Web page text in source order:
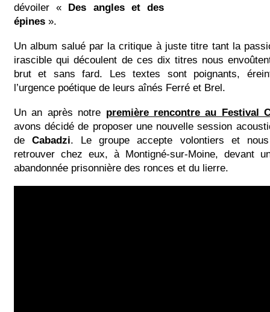
dévoiler « Des angles et des
épines ».
Un album salué par la critique à juste titre tant la
irascible qui découlent de ces dix titres nous
brut et sans fard. Les textes sont poignants,
l’urgence poétique de leurs aînés Ferré et Brel.
Un an après notre première rencontre au Festival
avons décidé de proposer une nouvelle session
deCabadzi. Le groupe accepte volontiers et
retrouver chez eux, à Montigné-sur-Moine, devant
abandonnée prisonnière des ronces et du lierre.